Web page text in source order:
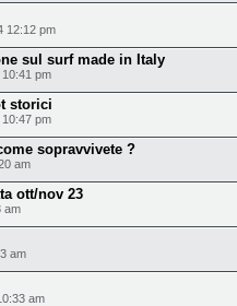
12:12 pm
sul surf made in Italy
pm
storici
pm
sopravvivete ?
am
ott/nov 23
am
am
am